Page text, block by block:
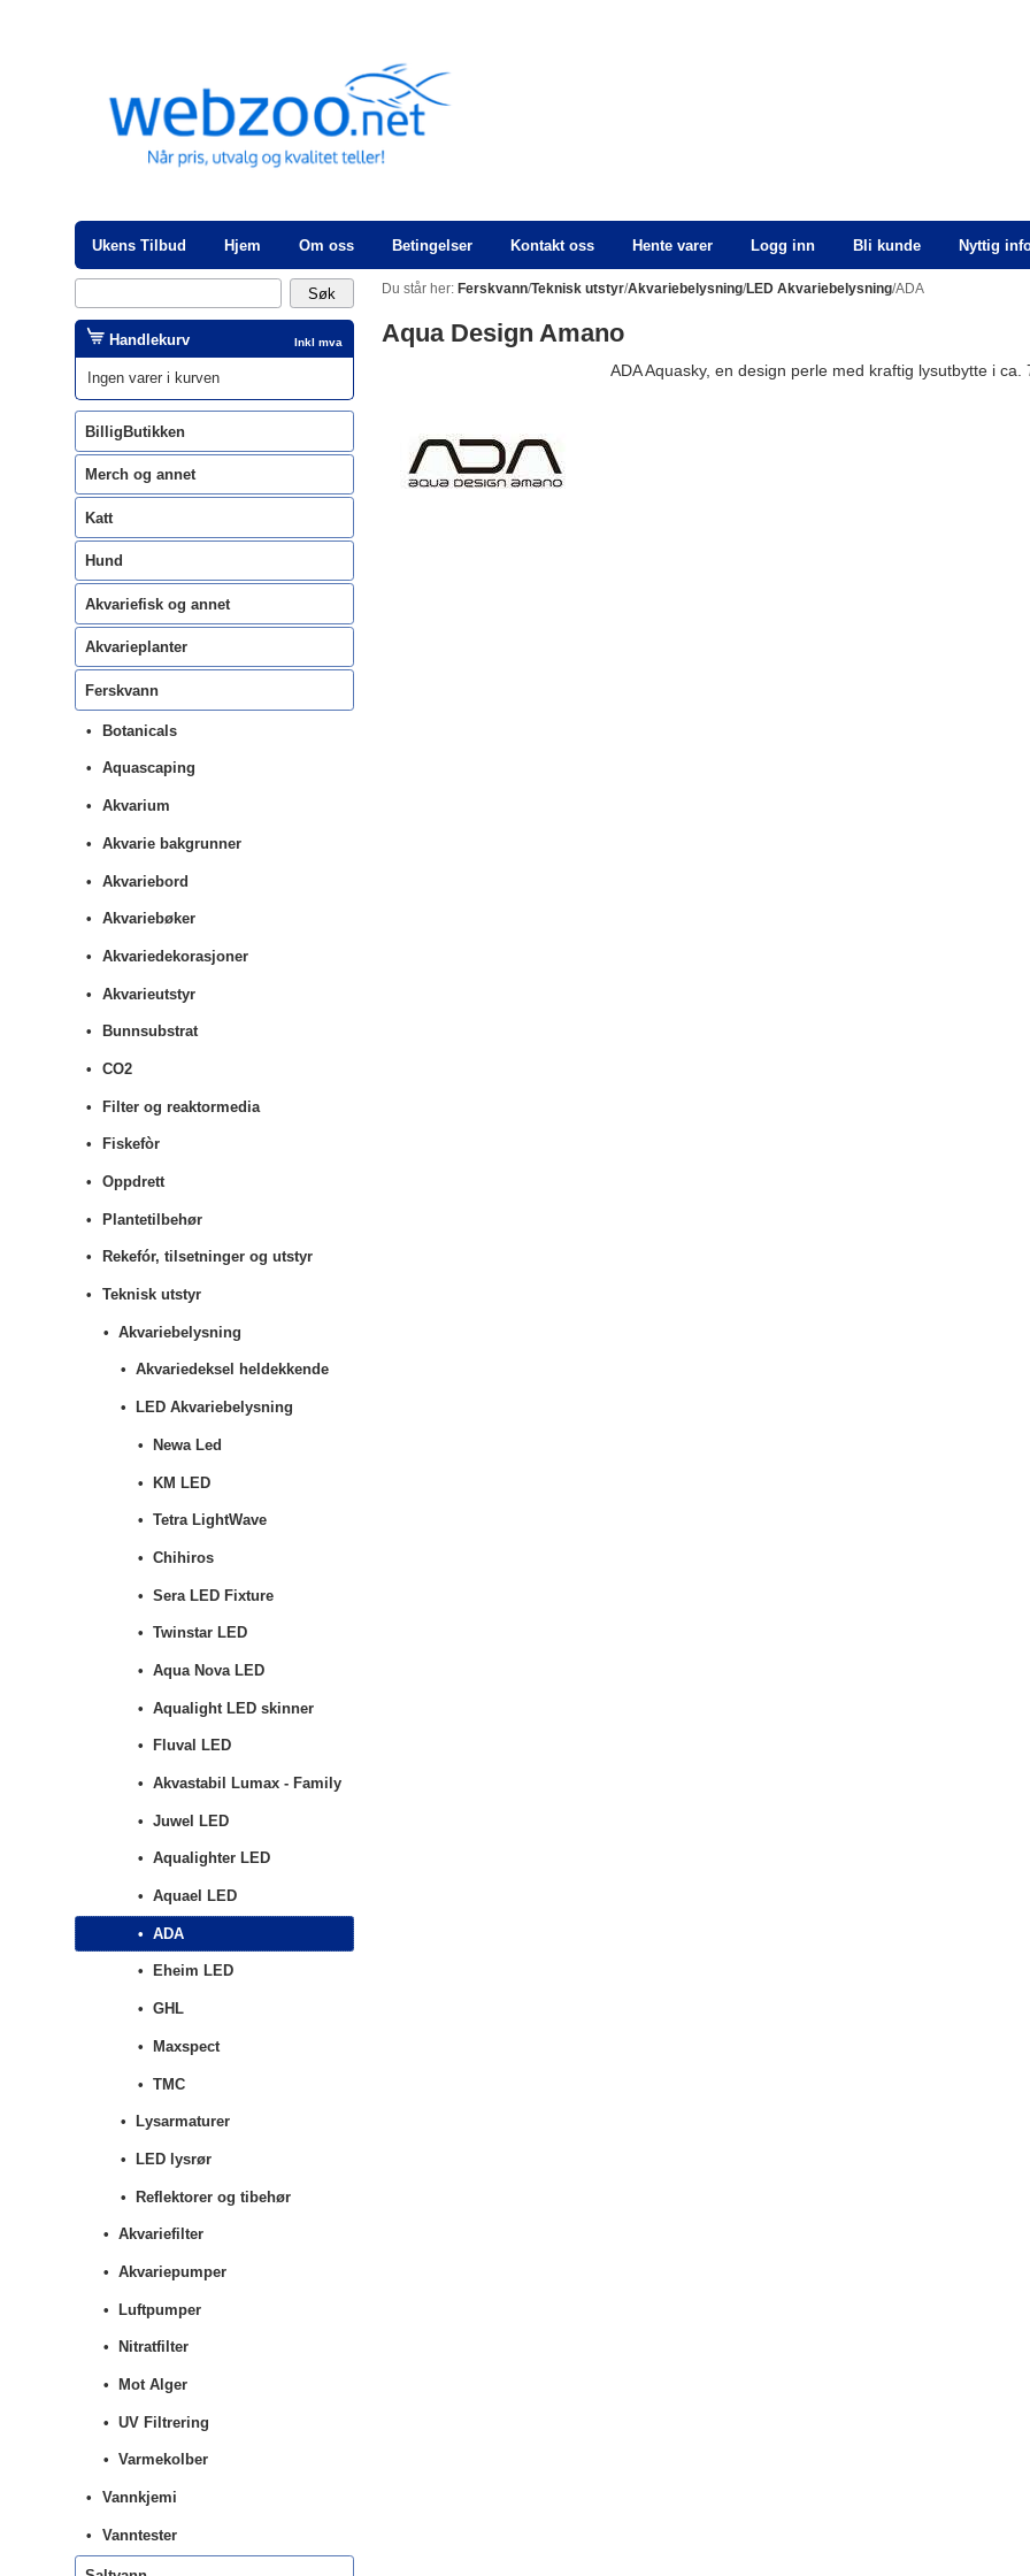
Ukens Tilbud Hjem Om oss Betingelser Kontakt oss Hente varer Logg inn Bli kunde Nyttig
Du står her: Ferskvann/Teknisk utstyr/Akvariebelysning/LED Akvariebelysning/ADA
Aqua Design Amano
ADA Aquasky, en design perle med kraftig lysutbytte i ca.
Inkl mva
Handlekurv
Ingen varer i kurven
BilligButikken
Merch og annet
Katt
Hund
Akvariefisk og annet
Akvarieplanter
Ferskvann
Botanicals
Aquascaping
Akvarium
Akvarie bakgrunner
Akvariebord
Akvariebøker
Akvariedekorasjoner
Akvarieutstyr
Bunnsubstrat
CO2
Filter og reaktormedia
Fiskefòr
Oppdrett
Plantetilbehør
Rekefór, tilsetninger og utstyr
Teknisk utstyr
Akvariebelysning
Akvariedeksel heldekkende
LED Akvariebelysning
Newa Led
KM LED
Tetra LightWave
Chihiros
Sera LED Fixture
Twinstar LED
Aqua Nova LED
Aqualight LED skinner
Fluval LED
Akvastabil Lumax - Family
Juwel LED
Aqualighter LED
Aquael LED
ADA
Eheim LED
GHL
Maxspect
TMC
Lysarmaturer
LED lysrør
Reflektorer og tibehør
Akvariefilter
Akvariepumper
Luftpumper
Nitratfilter
Mot Alger
UV Filtrering
Varmekolber
Vannkjemi
Vanntester